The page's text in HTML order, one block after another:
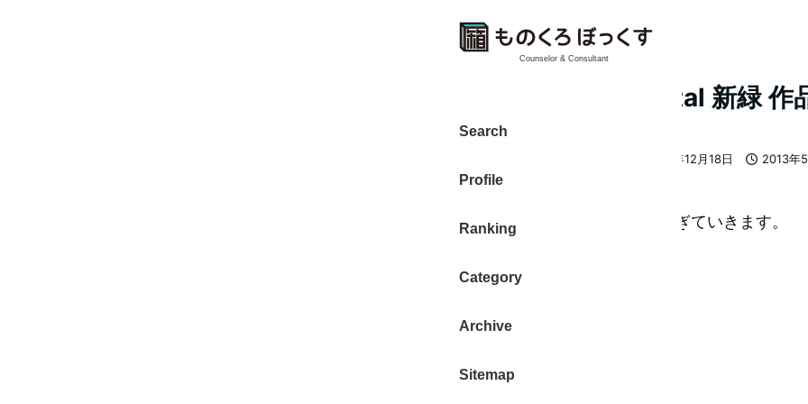
Counselor & Consultant
Search
Profile
Ranking
Category
Archive
Sitemap
「時間」 GR4 Digital 新緑 作
2013年12月18日
2013年
時間 無意識でも意識しても過ぎていきます。
若い新しい青葉。
何百年と立ち続ける大きな木。